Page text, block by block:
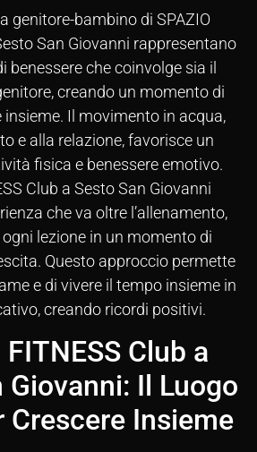
genitore-bambino di SPAZIO
San Giovanni rappresentano
benessere che coinvolge sia il
creando un momento di
insieme. Il movimento in acqua,
e alla relazione, favorisce un
fisica e benessere emotivo.
Club a Sesto San Giovanni
che va oltre l’allenamento,
lezione in un momento di
Questo approccio permette
e di vivere il tempo insieme in
creando ricordi positivi.
FITNESS Club a
Giovanni: Il Luogo
Crescere Insieme